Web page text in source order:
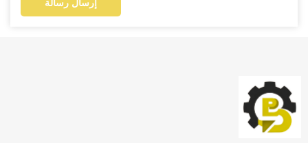
إرسال رسالة